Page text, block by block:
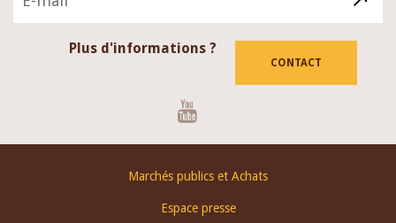
Plus d'informations ?
CONTACT
Marchés publics et Achats
Espace presse